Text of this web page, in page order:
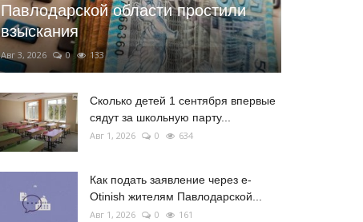
Павлодарской области простили
взыскания
Авг 3, 2026 0 133
Сколько детей 1 сентября впервые
сядут за школьную парту...
Авг 1, 2026 0 634
Как подать заявление через e-
Otinish жителям Павлодарской...
Авг 1, 2026 0 161